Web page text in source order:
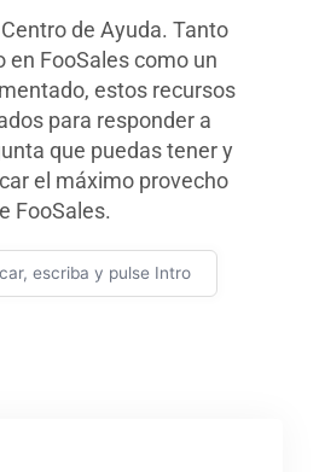
de Ayuda. Tanto
en FooSales como un
estos recursos
para responder a
que puedas tener y
el máximo provecho
FooSales.